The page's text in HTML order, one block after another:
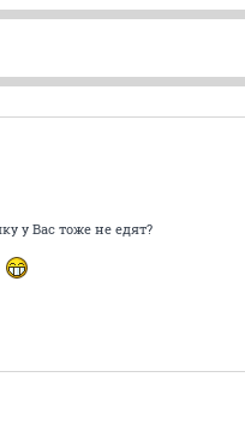
у Вас тоже не едят?